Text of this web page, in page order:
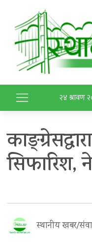
२४ श्रावण
स्थानीय खबर/